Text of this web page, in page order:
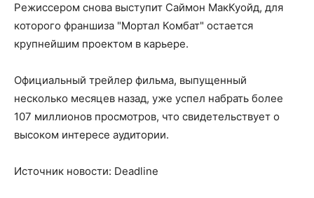
Режиссером снова выступит Саймон МакКуойд, для
которого франшиза "Мортал Комбат" остается
крупнейшим проектом в карьере.
Официальный трейлер фильма, выпущенный
несколько месяцев назад, уже успел набрать более
107 миллионов просмотров, что свидетельствует о
высоком интересе аудитории.
Источник новости: Deadline